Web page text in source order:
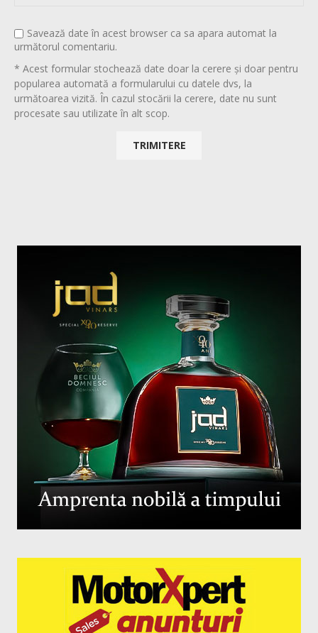
Savează date în acest browser ca sa apara automat la
următorul comentariu.
* Acest formular stochează date doar la cerere și doar pentru
popularea automată a formularului cu datele dvs, la
următoarea vizită. În cazul stocării la cerere, date nu sunt
procesate sau utilizate în alt scop.